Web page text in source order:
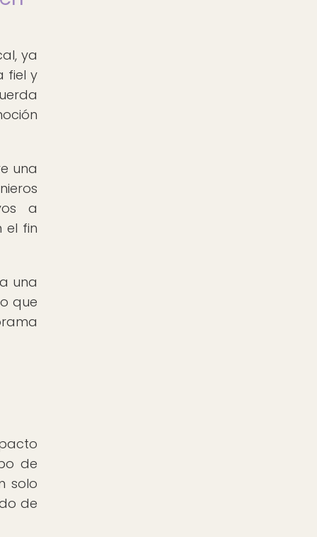
ya
fiel y
una
a
el fin
una
que
de
solo
de